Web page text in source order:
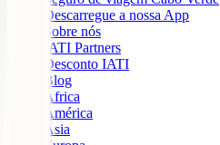
Descarregue a nossa App
Sobre nós
IATI Partners
Desconto IATI
Blog
África
América
Ásia